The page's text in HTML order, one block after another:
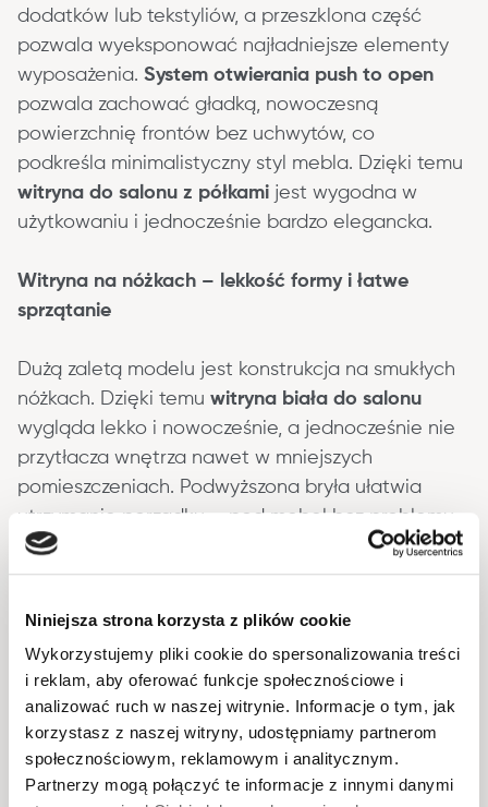
Niniejsza strona korzysta z plików cookie
Wykorzystujemy pliki cookie do spersonalizowania treści
i reklam, aby oferować funkcje społecznościowe i
analizować ruch w naszej witrynie. Informacje o tym, jak
korzystasz z naszej witryny, udostępniamy partnerom
społecznościowym, reklamowym i analitycznym.
Partnerzy mogą połączyć te informacje z innymi danymi
dodatków lub tekstyliów, a przeszklona część
pozwala wyeksponować najładniejsze elementy
wyposażenia. System otwierania push to open
pozwala zachować gładką, nowoczesną
powierzchnię frontów bez uchwytów, co
podkreśla minimalistyczny styl mebla. Dzięki temu
witryna do salonu z półkami jest wygodna w
użytkowaniu i jednocześnie bardzo elegancka.
Witryna na nóżkach – lekkość formy i łatwe
sprzątanie
Dużą zaletą modelu jest konstrukcja na smukłych
nóżkach. Dzięki temu witryna biała do salonu
wygląda lekko i nowocześnie, a jednocześnie nie
przytłacza wnętrza nawet w mniejszych
pomieszczeniach. Podwyższona bryła ułatwia
utrzymanie porządku – pod mebel bez problemu
wjedzie robot sprzątający lub odkurzacz
bezprzewodowy. To praktyczne rozwiązanie
pozwala utrzymać salon w idealnej czystości bez
przesuwania mebli.
Solidne materiały i trwałość na lata
Witryna została wykonana z wytrzymałej płyty